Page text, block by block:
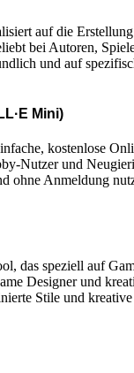
auf die
bei Autoren,
und auf
Mini)
kostenlose
Nutzer und
ohne Anmeldung
das speziell auf
Designer und
Stile und